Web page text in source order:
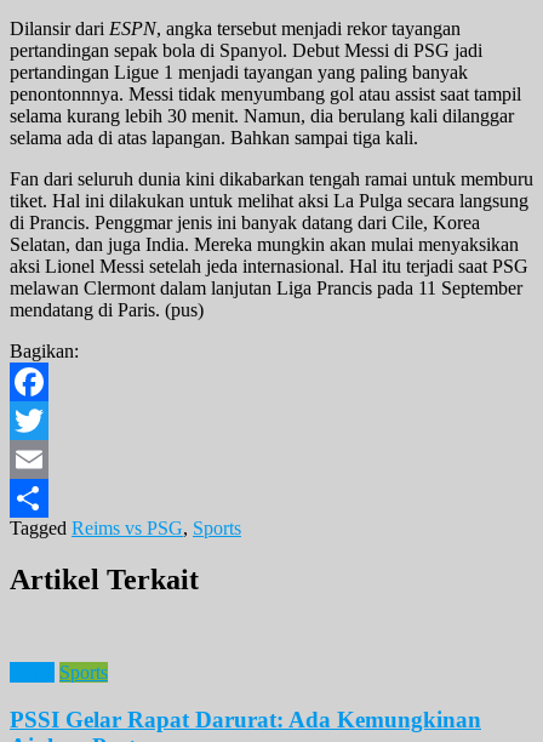
Dilansir dari ESPN, angka tersebut menjadi rekor tayangan
pertandingan sepak bola di Spanyol. Debut Messi di PSG jadi
pertandingan Ligue 1 menjadi tayangan yang paling banyak
penontonnnya. Messi tidak menyumbang gol atau assist saat tampil
selama kurang lebih 30 menit. Namun, dia berulang kali dilanggar
selama ada di atas lapangan. Bahkan sampai tiga kali.
Fan dari seluruh dunia kini dikabarkan tengah ramai untuk memburu
tiket. Hal ini dilakukan untuk melihat aksi La Pulga secara langsung
di Prancis. Penggmar jenis ini banyak datang dari Cile, Korea
Selatan, dan juga India. Mereka mungkin akan mulai menyaksikan
aksi Lionel Messi setelah jeda internasional. Hal itu terjadi saat PSG
melawan Clermont dalam lanjutan Liga Prancis pada 11 September
mendatang di Paris. (pus)
Bagikan:
Facebook
Twitter
Email
Share
Tagged Reims vs PSG, Sports
Artikel Terkait
Sports
PSSI Gelar Rapat Darurat: Ada Kemungkinan